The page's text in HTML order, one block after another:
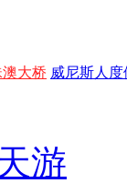
大桥 威尼斯人度
游